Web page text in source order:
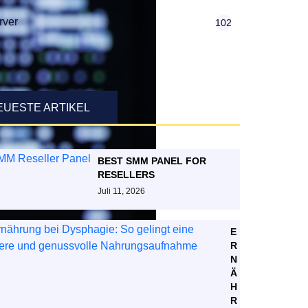
102
ARTIKEL
BEST SMM PANEL FOR
RESELLERS
Juli 11, 2026
E
R
N
Ä
H
R